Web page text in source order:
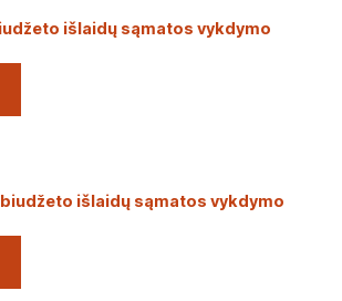
išlaidų sąmatos vykdymo
biudžeto išlaidų sąmatos vykdymo